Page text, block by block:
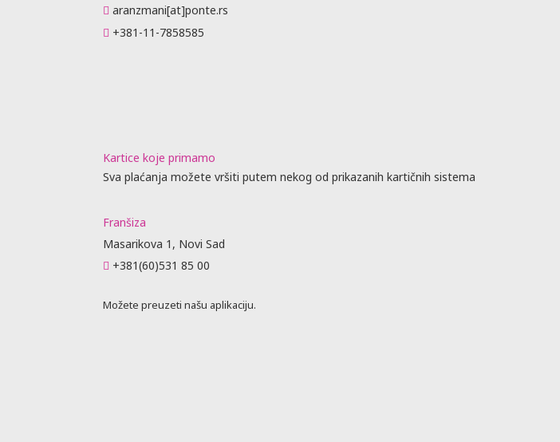
aranzmani[at]ponte.rs
+381-11-7858585
Kartice koje primamo
Sva plaćanja možete vršiti putem nekog od prikazanih kartičnih sistema
Franšiza
Masarikova 1, Novi Sad
+381(60)531 85 00
Možete preuzeti našu aplikaciju.